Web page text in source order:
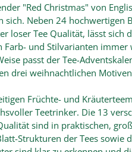
"Red Christmas" von
Neben 24 hochwertigen
loser Tee Qualität, lässt sich
und Stilvarianten immer
passt der Tee-
drei weihnachtlichen
Früchte- und
Teetrinker. Die 13
sind in praktischen,
Strukturen der Tees sowie